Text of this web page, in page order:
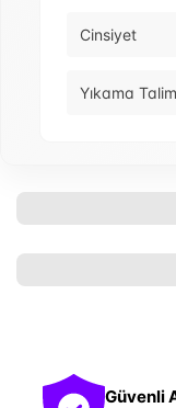
Cinsiyet
Yıkama
Güvenli